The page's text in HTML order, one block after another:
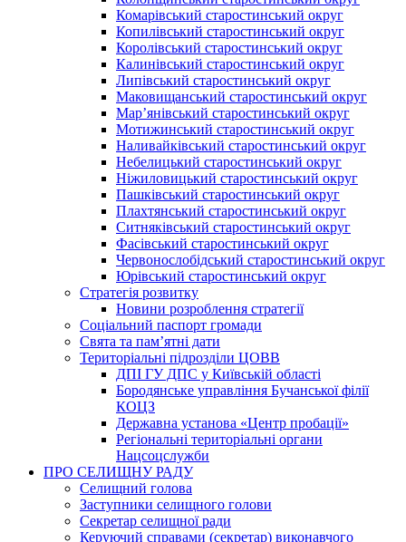
Комарівський старостинський округ
Копилівський старостинський округ
Королівський старостинський округ
Калинівський старостинський округ
Липівський старостинський округ
Маковищанський старостинський округ
Мар’янівський старостинський округ
Мотижинський старостинський округ
Наливайківський старостинський округ
Небелицький старостинський округ
Ніжиловицький старостинський округ
Пашківський старостинський округ
Плахтянський старостинський округ
Ситняківський старостинський округ
Фасівський старостинський округ
Червонослобідський старостинський округ
Юрівський старостинський округ
Стратегія розвитку
Новини розроблення стратегії
Соціальний паспорт громади
Свята та пам’ятні дати
Територіальні підрозділи ЦОВВ
ДПІ ГУ ДПС у Київській області
Бородянське управління Бучанської філії
КОЦЗ
Державна установа «Центр пробації»
Регіональні територіальні органи
Нацсоцслужби
ПРО СЕЛИЩНУ РАДУ
Селищний голова
Заступники селищного голови
Секретар селищної ради
Керуючий справами (секретар) виконавчого